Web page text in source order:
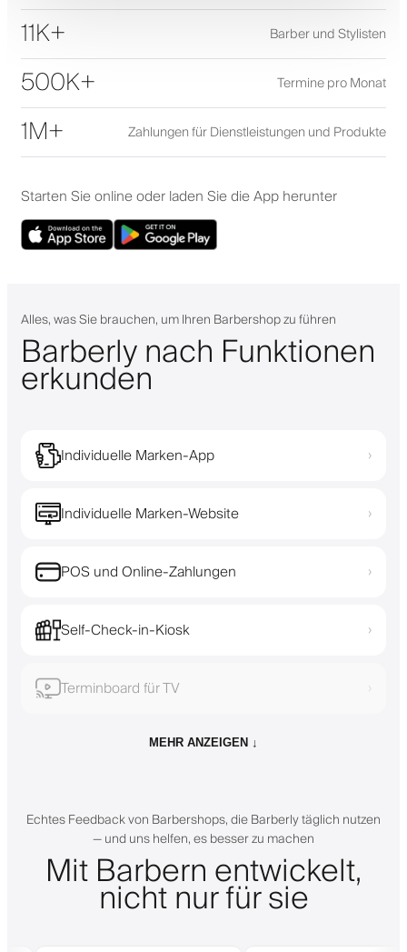
11K+ Barber und Stylisten
500K+ Termine pro Monat
1M+ Zahlungen für Dienstleistungen und Produkte
Starten Sie online oder laden Sie die App herunter
Alles, was Sie brauchen, um Ihren Barbershop zu führen
Barberly nach Funktionen
erkunden
Individuelle Marken-App ›
Individuelle Marken-Website ›
POS und Online-Zahlungen ›
Self-Check-in-Kiosk ›
Terminboard für TV ›
MEHR ANZEIGEN ↓
Echtes Feedback von Barbershops, die Barberly täglich nutzen
— und uns helfen, es besser zu machen
Mit Barbern entwickelt,
nicht nur für sie